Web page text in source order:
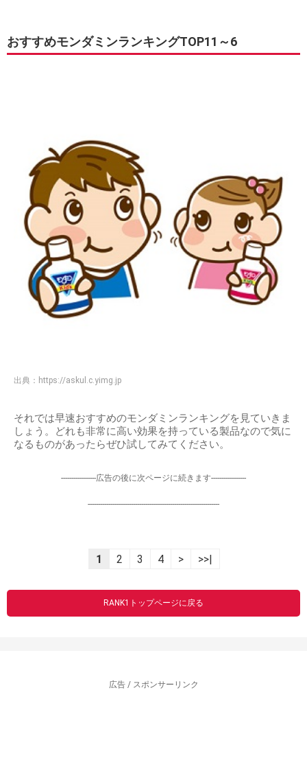
おすすめモンダミンランキングTOP11～6
出典： https://askul.c.yimg.jp
それでは早速おすすめのモンダミンランキングを見ていきま
しょう。どれも非常に高い効果を持っている製品なので気に
なるものがあったらぜひ試してみてください。
-----------------広告の後に次ページに続きます-----------------
----------------------------------------------------------------
1 2 3 4 > >>|
RANK1トップページに戻る
広告 / スポンサーリンク